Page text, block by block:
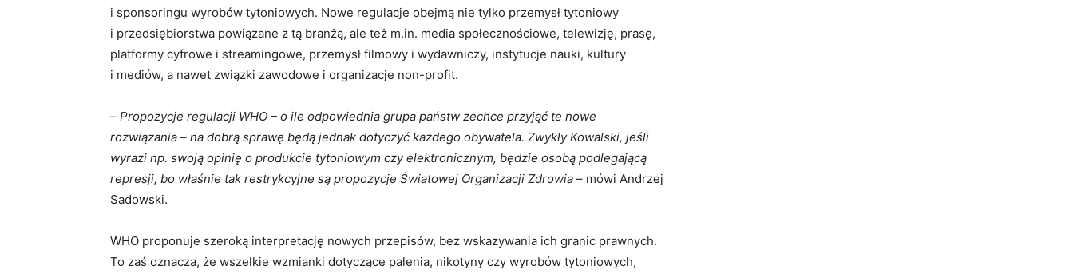
i sponsoringu wyrobów tytoniowych. Nowe regulacje obejmą nie tylko przemysł tytoniowy
i przedsiębiorstwa powiązane z tą branżą, ale też m.in. media społecznościowe, telewizję, prasę,
platformy cyfrowe i streamingowe, przemysł filmowy i wydawniczy, instytucje nauki, kultury
i mediów, a nawet związki zawodowe i organizacje non-profit.
– Propozycje regulacji WHO – o ile odpowiednia grupa państw zechce przyjąć te nowe
rozwiązania – na dobrą sprawę będą jednak dotyczyć każdego obywatela. Zwykły Kowalski, jeśli
wyrazi np. swoją opinię o produkcie tytoniowym czy elektronicznym, będzie osobą podlegającą
represji, bo właśnie tak restrykcyjne są propozycje Światowej Organizacji Zdrowia – mówi Andrzej
Sadowski.
WHO proponuje szeroką interpretację nowych przepisów, bez wskazywania ich granic prawnych.
To zaś oznacza, że wszelkie wzmianki dotyczące palenia, nikotyny czy wyrobów tytoniowych,